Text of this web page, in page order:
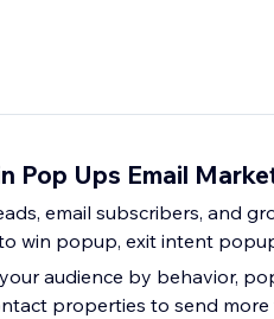
Pop Ups Email
email subscribers, and
win popup, exit intent
audience by behavior,
properties to send